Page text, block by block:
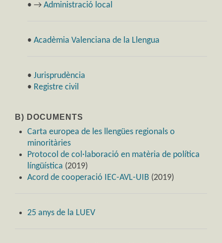
• → Administració local
• Acadèmia Valenciana de la Llengua
• Jurisprudència
• Registre civil
B) DOCUMENTS
Carta europea de les llengües regionals o
minoritàries
Protocol de col·laboració en matèria de política
língüística (2019)
Acord de cooperació IEC-AVL-UIB (2019)
25 anys de la LUEV